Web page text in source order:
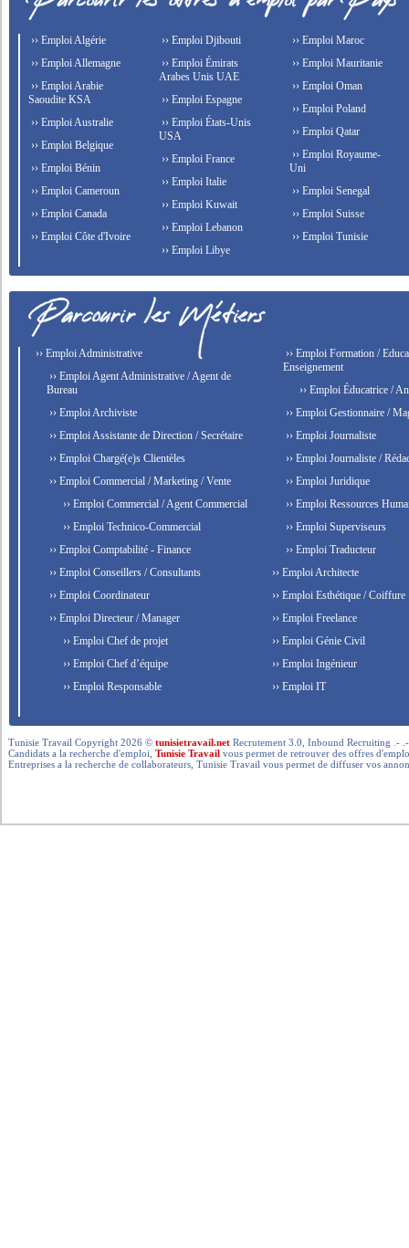
›› Emploi Algérie
›› Emploi Allemagne
›› Emploi Arabie
Saoudite KSA
›› Emploi Australie
›› Emploi Belgique
›› Emploi Bénin
›› Emploi Cameroun
›› Emploi Canada
›› Emploi Côte d'Ivoire
›› Emploi Djibouti
›› Emploi Émirats
Arabes Unis UAE
›› Emploi Espagne
›› Emploi États-Unis
USA
›› Emploi France
›› Emploi Italie
›› Emploi Kuwait
›› Emploi Lebanon
›› Emploi Libye
›› Emploi Maroc
›› Emploi Mauritanie
›› Emploi Oman
›› Emploi Poland
›› Emploi Qatar
›› Emploi Royaume-
Uni
›› Emploi Senegal
›› Emploi Suisse
›› Emploi Tunisie
›› Emploi Administrative
›› Emploi Agent Administrative / Agent de
Bureau
›› Emploi Archiviste
›› Emploi Assistante de Direction / Secrétaire
›› Emploi Chargé(e)s Clientèles
›› Emploi Commercial / Marketing / Vente
›› Emploi Commercial / Agent Commercial
›› Emploi Technico-Commercial
›› Emploi Comptabilité - Finance
›› Emploi Conseillers / Consultants
›› Emploi Coordinateur
›› Emploi Directeur / Manager
›› Emploi Chef de projet
›› Emploi Chef d’équipe
›› Emploi Responsable
›› Emploi Formation /
Enseignement
›› Emploi Éducatrice /
›› Emploi Gestionnaire /
›› Emploi Journaliste
›› Emploi Journaliste /
›› Emploi Juridique
›› Emploi Ressources
›› Emploi Superviseurs
›› Emploi Traducteur
›› Emploi Architecte
›› Emploi Esthétique / Coiffure
›› Emploi Freelance
›› Emploi Génie Civil
›› Emploi Ingénieur
›› Emploi IT
Tunisie Travail Copyright 2026 ©tunisietravail.net Recrutement 3.0, Inbound Recruiting .-
Candidats a la recherche d'emploi,Tunisie Travail vous permet de retrouver des offres
Entreprises a la recherche de collaborateurs, Tunisie Travail vous permet de diffuser vos